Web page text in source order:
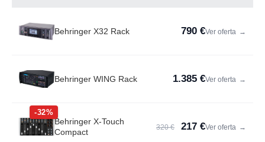
Behringer X32 Rack 790 €Ver oferta →
Behringer WING Rack 1.385 €Ver oferta →
-32%
Behringer X-Touch
Compact
320 € 217 €Ver oferta →